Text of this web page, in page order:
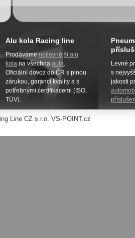
Alu kola Racing line
Prodáváme nejlevnější alu
kola na všechna auta.
Oficiální dovoz do ČR s plnou
zárukou, garancí kvality a s
potřebnými certifikacemi (ISO,
TÜV).
Levné
s
jakosti
Line CZ s.r.o. VS-POINT.cz